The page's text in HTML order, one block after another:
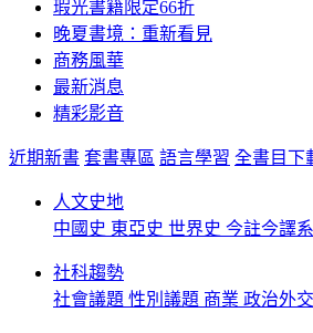
瑕光書籍限定66折
晚夏書境：重新看見
商務風華
最新消息
精彩影音
近期新書 套書專區 語言學習 全書目下
人文史地
中國史 東亞史 世界史 今註今譯
社科趨勢
社會議題 性別議題 商業 政治外